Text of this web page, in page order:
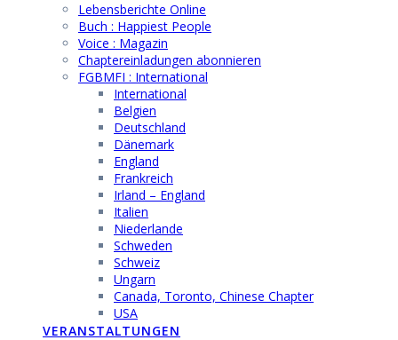
Lebensberichte Online
Buch : Happiest People
Voice : Magazin
Chaptereinladungen abonnieren
FGBMFI : International
International
Belgien
Deutschland
Dänemark
England
Frankreich
Irland – England
Italien
Niederlande
Schweden
Schweiz
Ungarn
Canada, Toronto, Chinese Chapter
USA
VERANSTALTUNGEN